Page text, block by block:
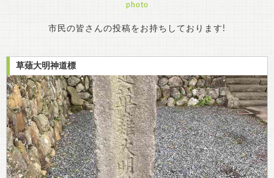
photo
市民の皆さんの投稿をお持ちしております!
草薙大明神道標